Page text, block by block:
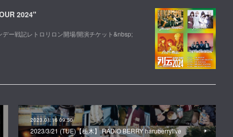
2024"
ー戦記レトロリロン開場/開演チケット&nbsp;
2023.01.16 09:50
2023/3/21 (TUE)【栃木】 RADIO BERRY haruberrylive